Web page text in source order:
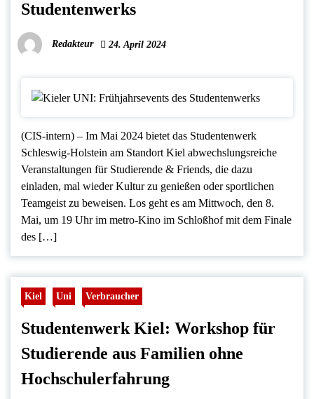
Studentenwerks
Redakteur 24. April 2024
(CIS-intern) – Im Mai 2024 bietet das Studentenwerk
Schleswig-Holstein am Standort Kiel abwechslungsreiche
Veranstaltungen für Studierende & Friends, die dazu
einladen, mal wieder Kultur zu genießen oder sportlichen
Teamgeist zu beweisen. Los geht es am Mittwoch, den 8.
Mai, um 19 Uhr im metro-Kino im Schloßhof mit dem Finale
des […]
Kiel Uni Verbraucher
Studentenwerk Kiel: Workshop für
Studierende aus Familien ohne
Hochschulerfahrung